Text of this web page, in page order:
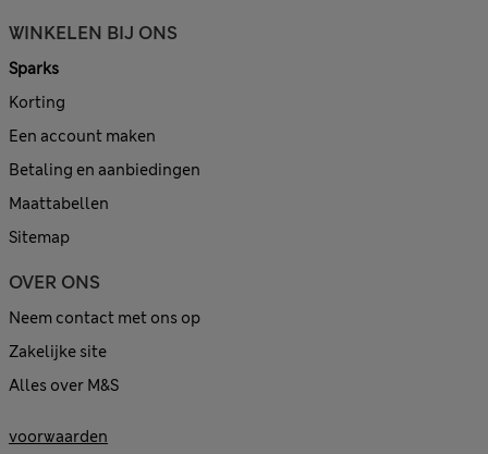
WINKELEN BIJ ONS
Sparks
Korting
Een account maken
Betaling en aanbiedingen
Maattabellen
Sitemap
OVER ONS
Neem contact met ons op
Zakelijke site
Alles over M&S
voorwaarden